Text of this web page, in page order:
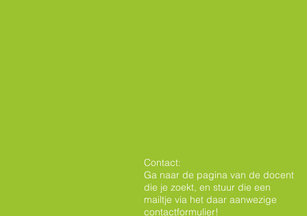
Contact:
Ga naar de pagina van de docent
die je zoekt, en stuur die een
mailtje via het daar aanwezige
contactformulier!